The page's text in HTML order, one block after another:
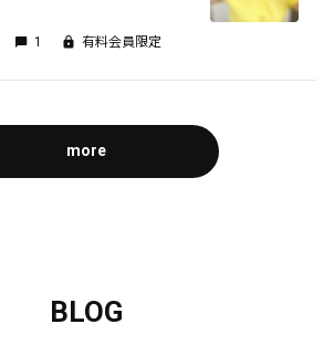
1 有料会員限定
more
BLOG